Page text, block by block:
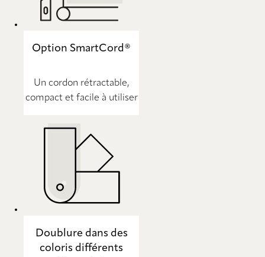
Option SmartCord®
Un cordon rétractable,
compact et facile à utiliser
Doublure dans des
coloris différents